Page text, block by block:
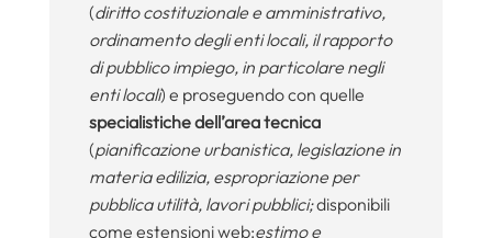
(diritto costituzionale e amministrativo,
ordinamento degli enti locali, il rapporto
di pubblico impiego, in particolare negli
enti locali) e proseguendo con quelle
specialistiche dell’area tecnica
(pianificazione urbanistica, legislazione in
materia edilizia, espropriazione per
pubblica utilità, lavori pubblici;disponibili
come estensioni web:estimo e